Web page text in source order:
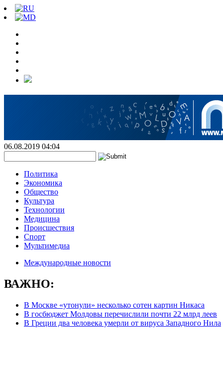
06.08.2019 04:04
Политика
Экономика
Общество
Культура
Технологии
Медицина
Происшествия
Спорт
Мультимедиа
Международные новости
ВАЖНО:
В Москве «утонули» несколько сотен картин Никаса
В госбюджет Молдовы перечислили почти 22 млрд леев
В Греции два человека умерли от вируса Западного Нила